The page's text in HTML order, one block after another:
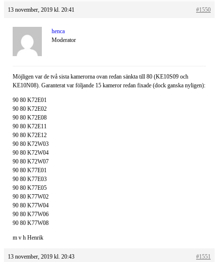
13 november, 2019 kl. 20:41 #1550
henca
Moderator
Möjligen var de två sista kamerorna ovan redan sänkta till 80 (KE10S09 och
KE10N08). Garanterat var följande 15 kameror redan fixade (dock ganska nyligen):
90 80 K72E01
90 80 K72E02
90 80 K72E08
90 80 K72E11
90 80 K72E12
90 80 K72W03
90 80 K72W04
90 80 K72W07
90 80 K77E01
90 80 K77E03
90 80 K77E05
90 80 K77W02
90 80 K77W04
90 80 K77W06
90 80 K77W08
m v h Henrik
13 november, 2019 kl. 20:43 #1551